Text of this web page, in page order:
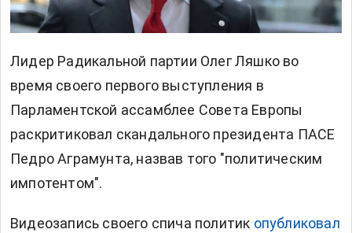
Лидер Радикальной партии Олег Ляшко во
время своего первого выступления в
Парламентской ассамблее Совета Европы
раскритиковал скандального президента ПАСЕ
Педро Аграмунта, назвав того "политическим
импотентом".
Видеозапись своего спича политик опубликовал